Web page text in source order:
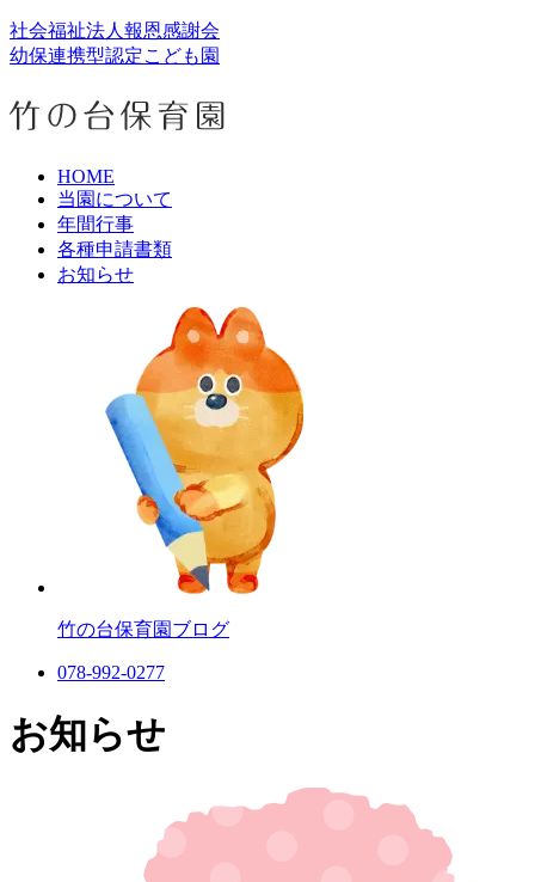
社会福祉法人報恩感謝会
幼保連携型認定こども園
HOME
当園について
年間行事
各種申請書類
お知らせ
竹の台保育園 ブログ
078-992-0277
お知らせ